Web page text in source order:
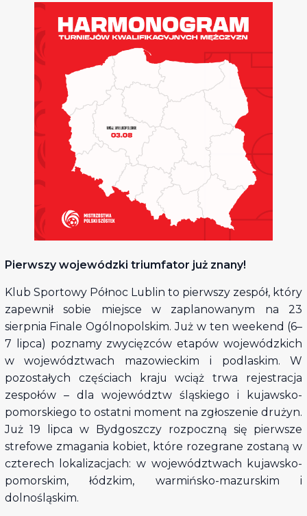
Pierwszy wojewódzki triumfator już znany!
Klub Sportowy Północ Lublin to pierwszy zespół, który
zapewnił sobie miejsce w zaplanowanym na 23
sierpnia Finale Ogólnopolskim. Już w ten weekend (6–
7 lipca) poznamy zwycięzców etapów wojewódzkich
w województwach mazowieckim i podlaskim. W
pozostałych częściach kraju wciąż trwa rejestracja
zespołów – dla województw śląskiego i kujawsko-
pomorskiego to ostatni moment na zgłoszenie drużyn.
Już 19 lipca w Bydgoszczy rozpoczną się pierwsze
strefowe zmagania kobiet, które rozegrane zostaną w
czterech lokalizacjach: w województwach kujawsko-
pomorskim, łódzkim, warmińsko-mazurskim i
dolnośląskim.